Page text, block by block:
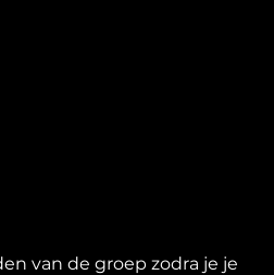
van de groep zodra je je